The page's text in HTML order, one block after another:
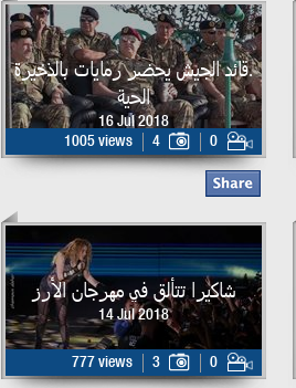
.قائد الجيش يحضر رمايات بالذخيرة
الحية
16 Jul 2018
1005 views
4 0
شاكيرا تتألق في مهرجان الأرز
14 Jul 2018
777 views 3 0